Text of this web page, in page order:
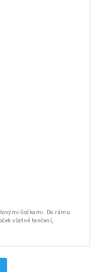
čočkami. Do rámu
včetně tenčení,